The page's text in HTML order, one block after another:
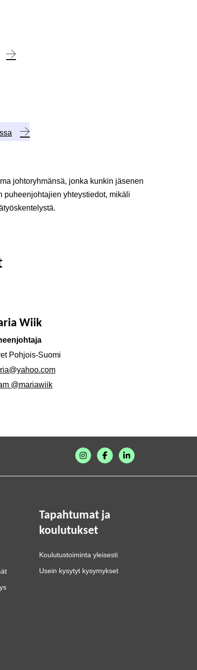
johtoryhmänsä, jonka kunkin jäsenen
puheenjohtajien yhteystiedot, mikäli
Wiik
Pohjois-Suomi
@mariawiik
Tapahtumat ja
koulutukset
Koulutustoiminta yleisesti
Usein kysytyt kysymykset